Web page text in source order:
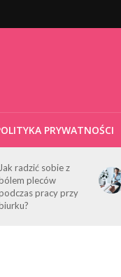
PRYWATNOŚCI
Jak radzić sobie z
pleców
pracy przy